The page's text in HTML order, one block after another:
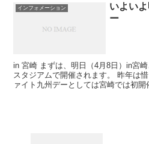
インフォメーション
いよい
ー
in 宮崎 まずは、明日（4月8日）in宮
スタジアムで開催されます。 昨年は
ァイト九州デーとしては宮崎では初